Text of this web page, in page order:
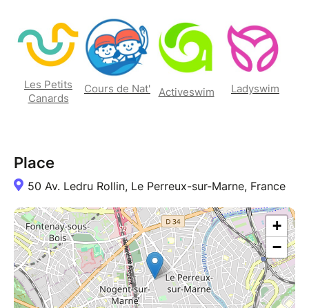
Les Petits
Canards
Cours de Nat' Activeswim Ladyswim
Place
50 Av. Ledru Rollin, Le Perreux-sur-Marne, France
+
−